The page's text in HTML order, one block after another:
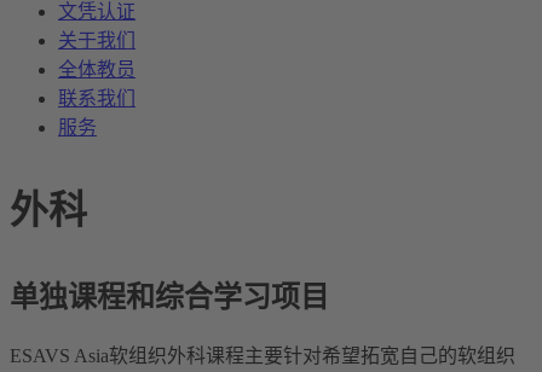
文凭认证
关于我们
全体教员
联系我们
服务
外科
单独课程和综合学习项目
ESAVS Asia软组织外科课程主要针对希望拓宽自己的软组织